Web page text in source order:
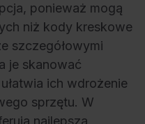
ponieważ mogą
niż kody kreskowe
szczegółowymi
je skanować
ich wdrożenie
sprzętu. W
najlepszą